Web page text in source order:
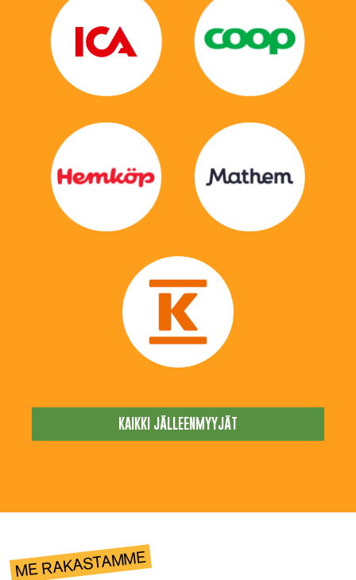
KAIKKI JÄLLEENMYYJÄT
ME RAKASTAMME